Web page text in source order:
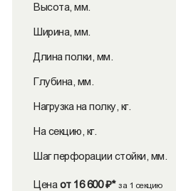
Высота, мм.
Ширина, мм.
Длина полки, мм.
Глубина, мм.
Нагрузка на полку, кг.
На секцию, кг.
Шаг перфорации стойки, мм.
Цена от 16 600 ₽* за 1 секцию